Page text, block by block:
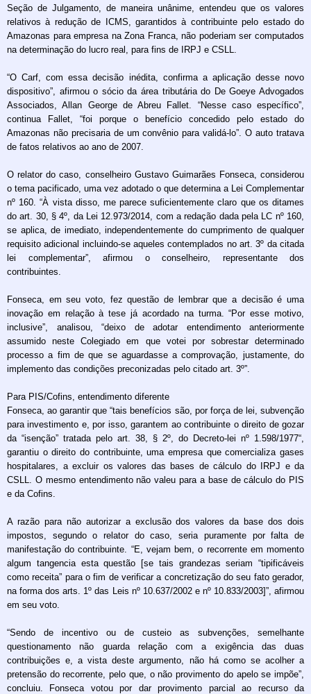
Seção de Julgamento, de maneira unânime, entendeu que os valores
relativos à redução de ICMS, garantidos à contribuinte pelo estado do
Amazonas para empresa na Zona Franca, não poderiam ser computados
na determinação do lucro real, para fins de IRPJ e CSLL.
“O Carf, com essa decisão inédita, confirma a aplicação desse novo
dispositivo”, afirmou o sócio da área tributária do De Goeye Advogados
Associados, Allan George de Abreu Fallet. “Nesse caso específico”,
continua Fallet, “foi porque o benefício concedido pelo estado do
Amazonas não precisaria de um convênio para validá-lo”. O auto tratava
de fatos relativos ao ano de 2007.
O relator do caso, conselheiro Gustavo Guimarães Fonseca, considerou
o tema pacificado, uma vez adotado o que determina a Lei Complementar
nº 160. “À vista disso, me parece suficientemente claro que os ditames
do art. 30, § 4º, da Lei 12.973/2014, com a redação dada pela LC nº 160,
se aplica, de imediato, independentemente do cumprimento de qualquer
requisito adicional incluindo-­se aqueles contemplados no art. 3º da citada
lei complementar”, afirmou o conselheiro, representante dos
contribuintes.
Fonseca, em seu voto, fez questão de lembrar que a decisão é uma
inovação em relação à tese já acordado na turma. “Por esse motivo,
inclusive”, analisou, “deixo de adotar entendimento anteriormente
assumido neste Colegiado em que votei por sobrestar determinado
processo a fim de que se aguardasse a comprovação, justamente, do
implemento das condições preconizadas pelo citado art. 3º”.
Para PIS/Cofins, entendimento diferente
Fonseca, ao garantir que “tais benefícios são, por força de lei, subvenção
para investimento e, por isso, garantem ao contribuinte o direito de gozar
da “isenção” tratada pelo art. 38, § 2º, do Decreto­-lei nº 1.598/1977“,
garantiu o direito do contribuinte, uma empresa que comercializa gases
hospitalares, a excluir os valores das bases de cálculo do IRPJ e da
CSLL. O mesmo entendimento não valeu para a base de cálculo do PIS
e da Cofins.
A razão para não autorizar a exclusão dos valores da base dos dois
impostos, segundo o relator do caso, seria puramente por falta de
manifestação do contribuinte. “E, vejam bem, o recorrente em momento
algum tangencia esta questão [se tais grandezas seriam “tipificáveis
como receita” para o fim de verificar a concretização do seu fato gerador,
na forma dos arts. 1º das Leis nº 10.637/2002 e nº 10.833/2003]”, afirmou
em seu voto.
“Sendo de incentivo ou de custeio as subvenções, semelhante
questionamento não guarda relação com a exigência das duas
contribuições e, a vista deste argumento, não há como se acolher a
pretensão do recorrente, pelo que, o não provimento do apelo se impõe”,
concluiu. Fonseca votou por dar provimento parcial ao recurso da